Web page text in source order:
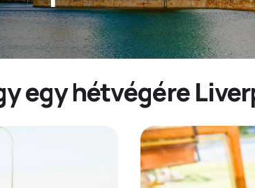
egy hétvégére